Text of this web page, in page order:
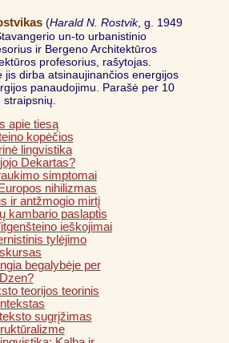
(Harald N. Rostvik, g. 1949
un-to urbanistinio
ir Bergeno Architektūros
profesorius, rašytojas.
jis dirba atsinaujinančios energijos
panaudojimu. Parašė per 10
apie tiesą
kopėčios
lingvistika
Dekartas?
simptomai
nihilizmas
ir antžmogio mirtį
kambario paslaptis
ieškojimai
tylėjimo
begalybėje per
Dzen?
teorijos teorinis
sugrįžimas